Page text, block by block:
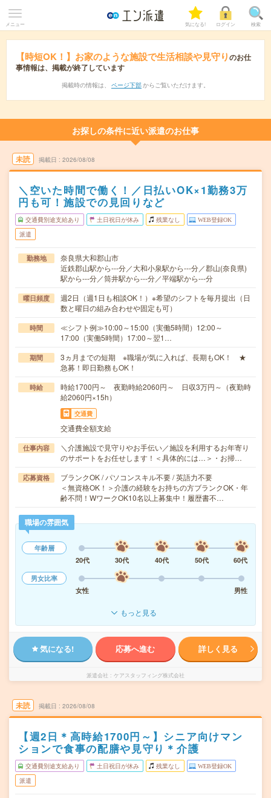
メニュー 気になる! ログイン 検索
【時短OK！】お家のような施設で生活相談や見守りのお仕
事情報は、掲載が終了しています
掲載時の情報は、 ページ下部 からご覧いただけます。
お探しの条件に近い派遣のお仕事
未読 掲載日 2026/08/08
＼空いた時間で働く！／日払いOK×1勤務3万
円も可！施設での見回りなど
交通費別途支給あり 土日祝日が休み 残業なし WEB登録OK
派遣
勤務地
奈良県大和郡山市
近鉄郡山駅から---分／大和小泉駅から---分／郡山(奈良県)
駅から---分／筒井駅から---分／平端駅から---分
曜日頻度
週2日（週1日も相談OK！）※希望のシフトを毎月提出（日
数と曜日の組み合わせや固定も可）
時間
≪シフト例≫10:00～15:00（実働5時間）12:00～
17:00（実働5時間）17:00～翌1…
期間
3ヵ月までの短期 ※職場が気に入れば、長期もOK！ ★
急募！即日勤務もOK！
時給
時給1700円～ 夜勤時給2060円～ 日収3万円～（夜勤時
給2060円×15h）
交通費
交通費全額支給
仕事内容
＼介護施設で見守りやお手伝い／施設を利用するお年寄り
のサポートをお任せします！＜具体的には…＞・お掃…
応募資格
ブランクOK / パソコンスキル不要 / 英語力不要
＜無資格OK！＞介護の経験をお持ちの方ブランクOK・年
齢不問！WワークOK10名以上募集中！履歴書不…
職場の雰囲気
年齢層
20代
30代 40代 50代
60代
男女比率
女性
男性
もっと見る
気になる! 応募へ進む 詳しく見る
派遣会社 ケアスタッフィング株式会社
未読 掲載日 2026/08/08
【週2日＊高時給1700円～】シニア向けマン
ションで食事の配膳や見守り＊介護
交通費別途支給あり 土日祝日が休み 残業なし WEB登録OK
派遣